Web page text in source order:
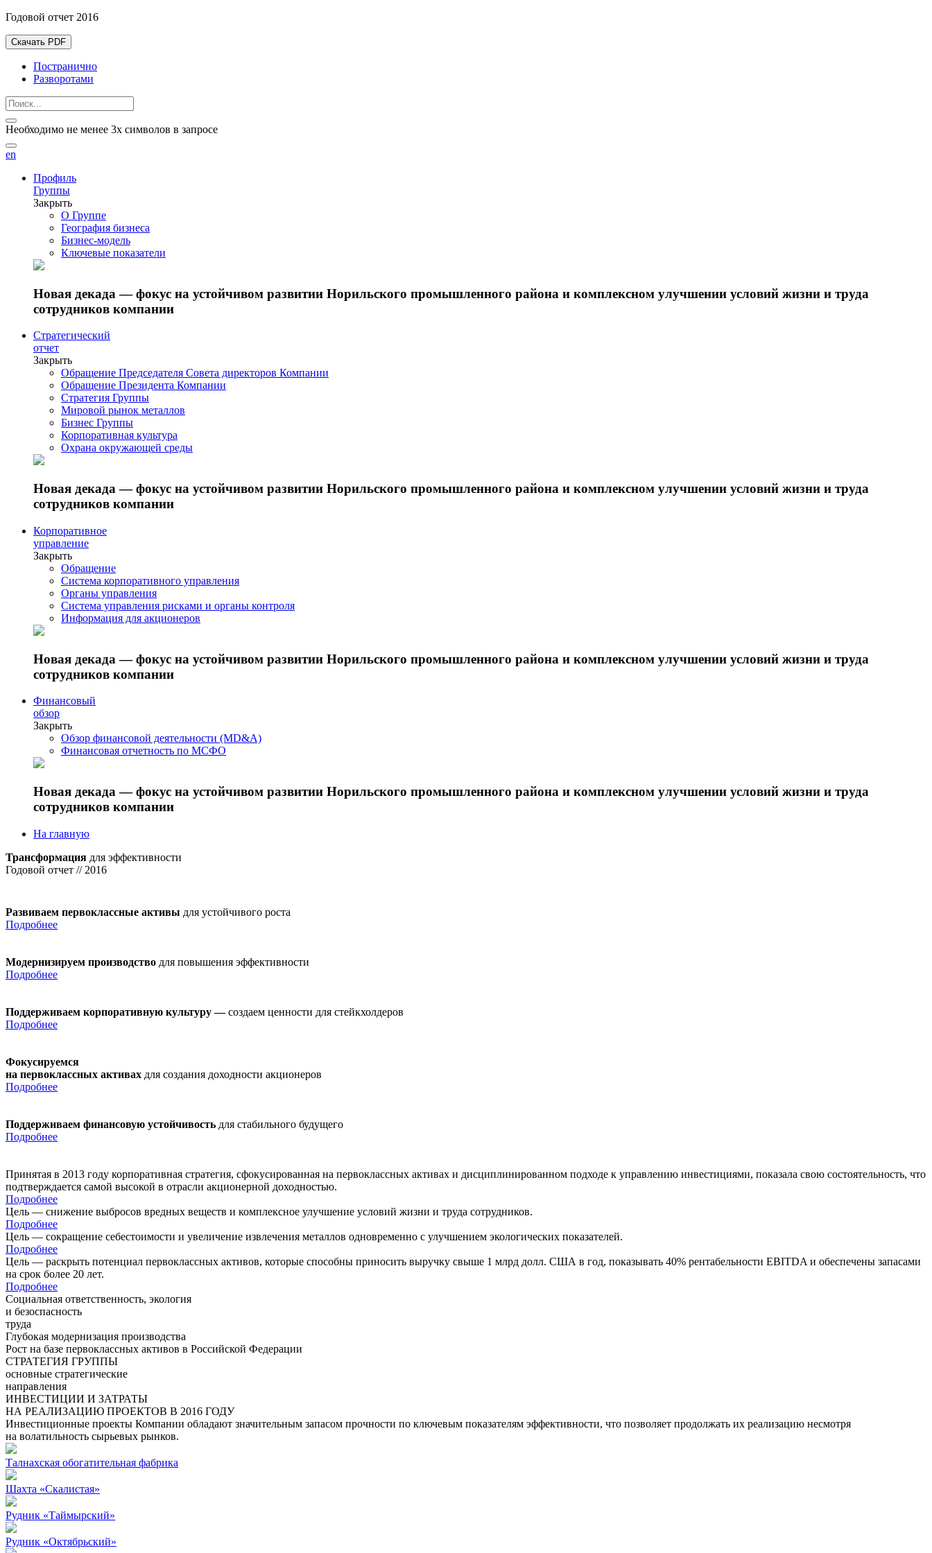
Годовой отчет 2016
Скачать PDF
Постранично
Разворотами
Необходимо не менее 3х символов в запросе
en
Профиль
Группы
Закрыть
О Группе
География бизнеса
Бизнес-модель
Ключевые показатели
Новая декада — фокус на устойчивом развитии Норильского промышленного района и комплексном улучшении условий жизни и труда
сотрудников компании
Стратегический
отчет
Закрыть
Обращение Председателя Совета директоров Компании
Обращение Президента Компании
Стратегия Группы
Мировой рынок металлов
Бизнес Группы
Корпоративная культура
Охрана окружающей среды
Новая декада — фокус на устойчивом развитии Норильского промышленного района и комплексном улучшении условий жизни и труда
сотрудников компании
Корпоративное
управление
Закрыть
Обращение
Система корпоративного управления
Органы управления
Система управления рисками и органы контроля
Информация для акционеров
Новая декада — фокус на устойчивом развитии Норильского промышленного района и комплексном улучшении условий жизни и труда
сотрудников компании
Финансовый
обзор
Закрыть
Обзор финансовой деятельности (MD&A)
Финансовая отчетность по МСФО
Новая декада — фокус на устойчивом развитии Норильского промышленного района и комплексном улучшении условий жизни и труда
сотрудников компании
На главную
Трансформация для эффективности
Годовой отчет // 2016
Развиваем первоклассные активы для устойчивого роста
Подробнее
Модернизируем производство для повышения эффективности
Подробнее
Поддерживаем корпоративную культуру —создаем ценности для стейкхолдеров
Подробнее
Фокусируемся
на первоклассных активах для создания доходности акционеров
Подробнее
Поддерживаем финансовую устойчивость для стабильного будущего
Подробнее
Принятая в 2013 году корпоративная стратегия, сфокусированная на первоклассных активах и дисциплинированном подходе к управлению инвестициями, показала свою состоятельность, что
подтверждается самой высокой в отрасли акционерной доходностью.
Подробнее
Цель — снижение выбросов вредных веществ и комплексное улучшение условий жизни и труда сотрудников.
Подробнее
Цель — сокращение себестоимости и увеличение извлечения металлов одновременно с улучшением экологических показателей.
Подробнее
Цель — раскрыть потенциал первоклассных активов, которые способны приносить выручку свыше 1 млрд долл. США в год, показывать 40% рентабельности EBITDA и обеспечены запасами
на срок более 20 лет.
Подробнее
Социальная ответственность, экология
и безоспасность
труда
Глубокая модернизация производства
Рост на базе первоклассных активов в Российской Федерации
СТРАТЕГИЯ ГРУППЫ
основные стратегические
направления
ИНВЕСТИЦИИ И ЗАТРАТЫ
НА РЕАЛИЗАЦИЮ ПРОЕКТОВ В 2016 ГОДУ
Инвестиционные проекты Компании обладают значительным запасом прочности по ключевым показателям эффективности, что позволяет продолжать их реализацию несмотря
на волатильность сырьевых рынков.
Талнахская обогатительная фабрика
Шахта «Скалистая»
Рудник «Таймырский»
Рудник «Октябрьский»